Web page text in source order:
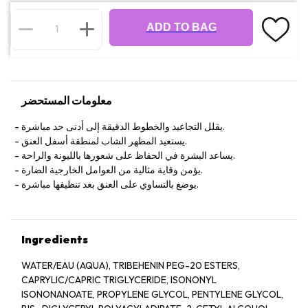
ADD TO BAG
معلومات المستحضر
يقلل التجاعيد والخطوط الدقيقة إلى أدنى حد مباشرة.
يستعيد المظهر الشاب لمنطقة أسفل العنق.
يساعد البشرة في الحفاظ على شعورها بالليونة والراحة.
يؤمن وقاية مثالية من العوامل الخارجية الضارة.
يوضع بالتساوي على العنق بعد تنظيفها مباشرة.
Ingredients
WATER/EAU (AQUA), TRIBEHENIN PEG-20 ESTERS,
CAPRYLIC/CAPRIC TRIGLYCERIDE, ISONONYL
ISONONANOATE, PROPYLENE GLYCOL, PENTYLENE GLYCOL,